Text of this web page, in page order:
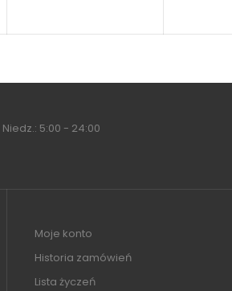
5:00 - 24:00
Moje konto
Historia zamówień
Lista życzeń